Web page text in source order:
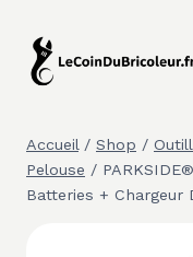
contenu
Accueil / Shop /
Pelouse /
Batteries + Chargeur